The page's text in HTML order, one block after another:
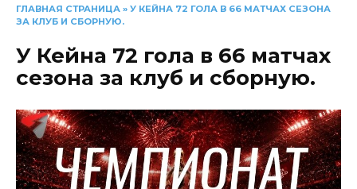
ГЛАВНАЯ СТРАНИЦА » У КЕЙНА 72 ГОЛА В 66 МАТЧАХ СЕЗОНА
ЗА КЛУБ И СБОРНУЮ.
У Кейна 72 гола в 66 матчах
сезона за клуб и сборную.